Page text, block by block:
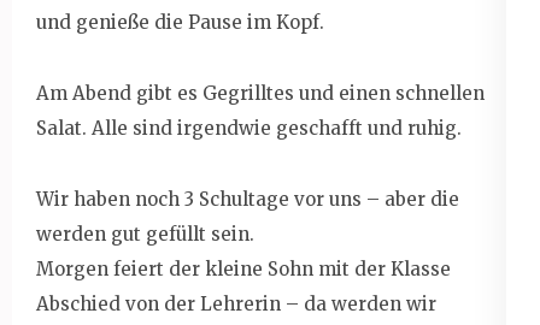
und genieße die Pause im Kopf.
Am Abend gibt es Gegrilltes und einen schnellen
Salat. Alle sind irgendwie geschafft und ruhig.
Wir haben noch 3 Schultage vor uns – aber die
werden gut gefüllt sein.
Morgen feiert der kleine Sohn mit der Klasse
Abschied von der Lehrerin – da werden wir